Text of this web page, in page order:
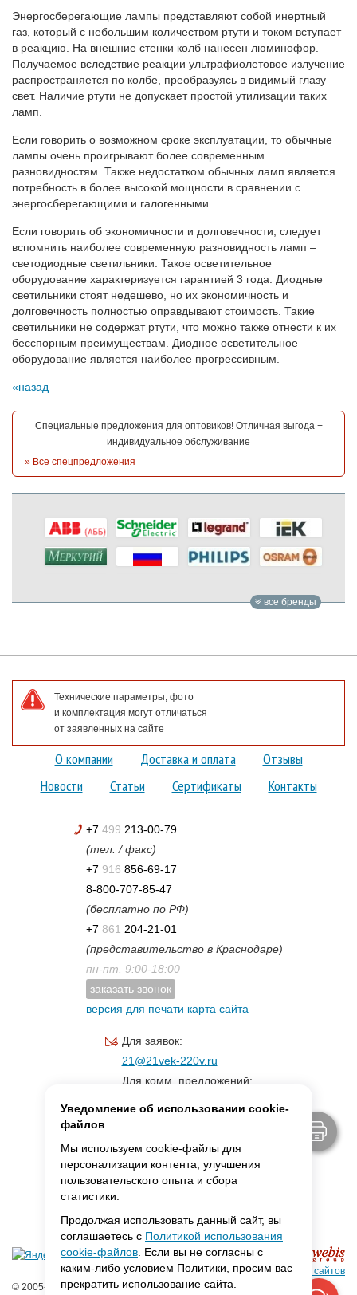
Энергосберегающие лампы представляют собой инертный
газ, который с небольшим количеством ртути и током вступает
в реакцию. На внешние стенки колб нанесен люминофор.
Получаемое вследствие реакции ультрафиолетовое излучение
распространяется по колбе, преобразуясь в видимый глазу
свет. Наличие ртути не допускает простой утилизации таких
ламп.
Если говорить о возможном сроке эксплуатации, то обычные
лампы очень проигрывают более современным
разновидностям. Также недостатком обычных ламп является
потребность в более высокой мощности в сравнении с
энергосберегающими и галогенными.
Если говорить об экономичности и долговечности, следует
вспомнить наиболее современную разновидность ламп –
светодиодные светильники. Такое осветительное
оборудование характеризуется гарантией 3 года. Диодные
светильники стоят недешево, но их экономичность и
долговечность полностью оправдывают стоимость. Такие
светильники не содержат ртути, что можно также отнести к их
бесспорным преимуществам. Диодное осветительное
оборудование является наиболее прогрессивным.
назад
Специальные предложения для оптовиков! Отличная выгода +
индивидуальное обслуживание
» Все спецпредложения
все бренды
Технические параметры, фото
и комплектация могут отличаться
от заявленных на сайте
О компании Доставка и оплата
Отзывы
Новости
Статьи Сертификаты Контакты
+7 499 213-00-79
(тел. / факс)
+7 916 856-69-17
8-800-707-85-47
(бесплатно по РФ)
+7 861 204-21-01
(представительство в Краснодаре)
пн-пт. 9:00-18:00
заказать звонок
версия для печати карта сайта
Для заявок:
21@21vek-220v.ru
Для комм. предложений:
© 2005-2026 ООО «Фарадей»
Создание сайтов
Уведомление об использовании cookie-
файлов
Мы используем cookie-файлы для
персонализации контента, улучшения
пользовательского опыта и сбора
статистики.
Продолжая использовать данный сайт, вы
соглашаетесь с Политикой использования
cookie-файлов . Если вы не согласны с
каким-либо условием Политики, просим вас
прекратить использование сайта.